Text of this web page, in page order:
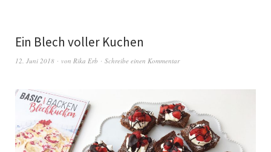
Ein Blech voller Kuchen
12. Juni 2018 von Rika Erb Schreibe einen Kommentar